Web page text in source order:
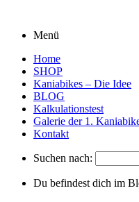
Menü
Home
SHOP
Kaniabikes – Die Idee
BLOG
Kalkulationstest
Galerie der 1.
Kontakt
Suchen nach:
Du befindest dich im